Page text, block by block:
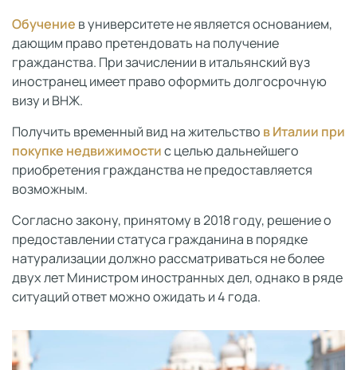
Обучение в университете не является основанием,
дающим право претендовать на получение
гражданства. При зачислении в итальянский вуз
иностранец имеет право оформить долгосрочную
визу и ВНЖ.
Получить временный вид на жительство в Италии при
покупке недвижимостис целью дальнейшего
приобретения гражданства не предоставляется
возможным.
Согласно закону, принятому в 2018 году, решение о
предоставлении статуса гражданина в порядке
натурализации должно рассматриваться не более
двух лет Министром иностранных дел, однако в ряде
ситуаций ответ можно ожидать и 4 года.